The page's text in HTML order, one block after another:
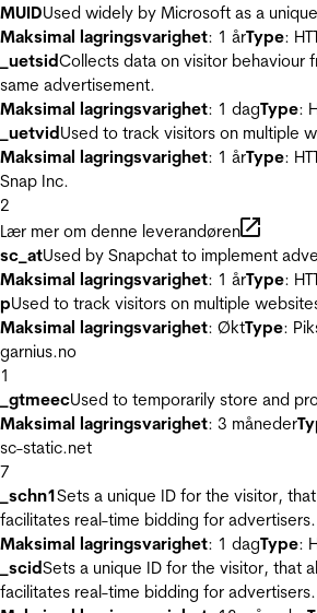
MUIDUsed widely by Microsoft as a
Maksimal lagringsvarighet: 1 årType:
_uetsidCollects data on visitor behaviour
same advertisement.
Maksimal lagringsvarighet: 1 dagType:
_uetvidUsed to track visitors on multiple
Maksimal lagringsvarighet: 1 årType:
Snap Inc.
2
Lær mer om denne leverandøren
sc_atUsed by Snapchat to implement
Maksimal lagringsvarighet: 1 årType:
pUsed to track visitors on multiple
Maksimal lagringsvarighet: ØktType:
garnius.no
1
_gtmeecUsed to temporarily store and
Maksimal lagringsvarighet: 3 måneder
sc-static.net
7
_schn1Sets a unique ID for the visitor,
facilitates real-time bidding for advertisers.
Maksimal lagringsvarighet: 1 dagType:
_scidSets a unique ID for the visitor, that
facilitates real-time bidding for advertisers.